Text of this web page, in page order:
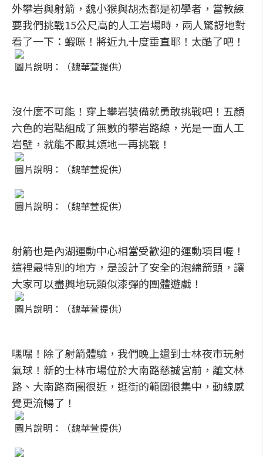
外攀岩與射箭，魏小猴與胡杰都是初學者，當教練
要我們挑戰15公尺高的人工岩場時，兩人驚訝地對
看了一下：蝦咪！將近九十度垂直耶！太酷了吧！
圖片說明：（魏華萱提供）
沒什麼不可能！穿上攀岩裝備就勇敢挑戰吧！五顏
六色的岩點組成了無數的攀岩路線，光是一面人工
岩壁，就能不厭其煩地一再挑戰！
圖片說明：（魏華萱提供）
圖片說明：（魏華萱提供）
射箭也是內湖運動中心相當受歡迎的運動項目喔！
這裡最特別的地方，是設計了安全的泡綿箭頭，讓
大家可以盡興地玩類似漆彈的團體遊戲！
圖片說明：（魏華萱提供）
嘿嘿！除了射箭體驗，我們晚上還到士林夜市玩射
氣球！新的士林市場位於大南路慈誠宮前，離文林
路、大南路商圈很近，逛街的範圍很集中，動線感
覺更流暢了！
圖片說明：（魏華萱提供）